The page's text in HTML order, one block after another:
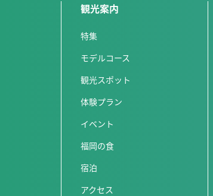
観光案内
特集
モデルコース
観光スポット
体験プラン
イベント
福岡の食
宿泊
アクセス